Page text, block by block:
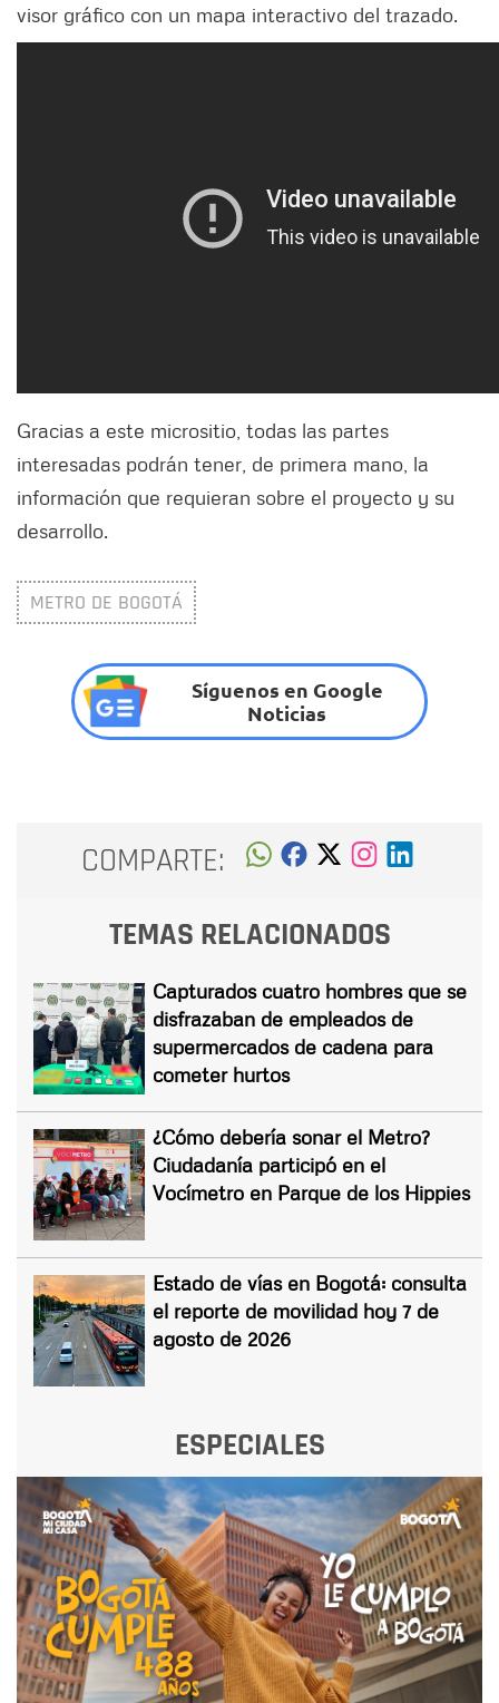
visor gráfico con un mapa interactivo del trazado.
Gracias a este micrositio, todas las partes
interesadas podrán tener, de primera mano, la
información que requieran sobre el proyecto y su
desarrollo.
METRO DE BOGOTÁ
Síguenos en Google
Noticias
COMPARTE:
TEMAS RELACIONADOS
Capturados cuatro hombres que se
disfrazaban de empleados de
supermercados de cadena para
cometer hurtos
¿Cómo debería sonar el Metro?
Ciudadanía participó en el
Vocímetro en Parque de los Hippies
Estado de vías en Bogotá: consulta
el reporte de movilidad hoy 7 de
agosto de 2026
ESPECIALES